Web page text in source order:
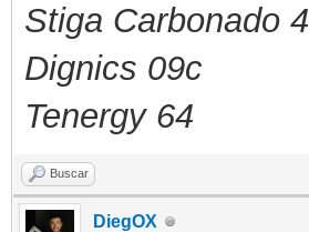
Stiga Carbonado
Dignics 09c
Tenergy 64
Buscar
DiegOX